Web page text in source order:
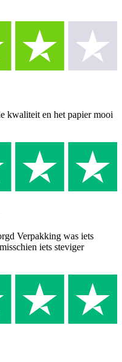
kwaliteit en het papier mooi
Verpakking was iets
iets steviger